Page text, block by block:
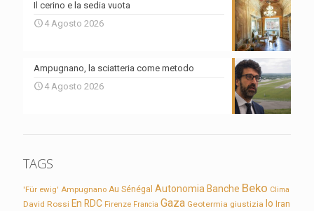
Il cerino e la sedia vuota
4 Agosto 2026
Ampugnano, la sciatteria come metodo
4 Agosto 2026
TAGS
'Für ewig' Ampugnano Au Sénégal Autonomia Banche Beko Clima
David Rossi En RDC Firenze Francia Gaza Geotermia giustizia Io Iran